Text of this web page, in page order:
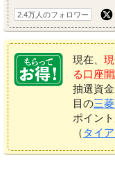
2.4万人のフォロワー
現在、
る口座
抽選資
目の三
ポイン
（ タイ